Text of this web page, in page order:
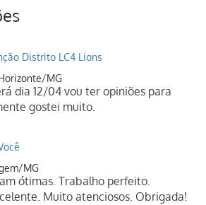
Distrito LC4 Lions
MG
dia 12/04 vou ter opiniões para
gostei muito.
MG
ótimas. Trabalho perfeito.
Muito atenciosos. Obrigada!